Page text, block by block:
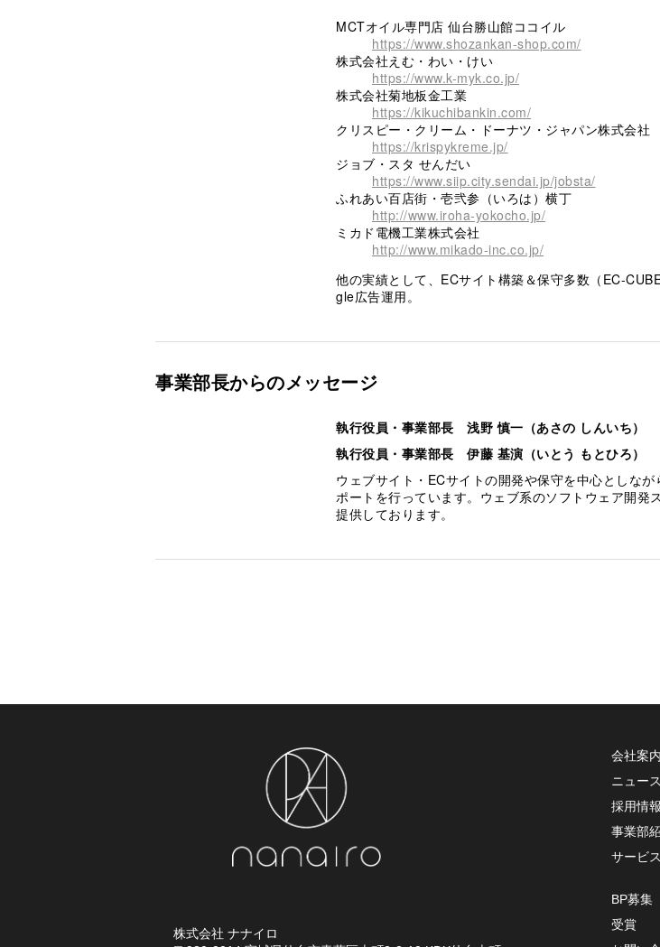
MCTオイル専門店 仙台勝山館ココイル
https://www.shozankan-shop.com/
株式会社えむ・わい・けい
https://www.k-myk.co.jp/
株式会社菊地板金工業
https://kikuchibankin.com/
クリスピー・クリーム・ドーナツ・ジャパン株式会社
https://krispykreme.jp/
ジョブ・スタ せんだい
https://www.siip.city.sendai.jp/jobsta/
ふれあい百店街・壱弐参（いろは）横丁
http://www.iroha-yokocho.jp/
ミカド電機工業株式会社
http://www.mikado-inc.co.jp/
他の実績として、ECサイト構築＆保守多数（EC-
gle広告運用。
事業部長からのメッセージ
執行役員・事業部長 浅野 慎一（あさの しんいち）
執行役員・事業部長 伊藤 基演（いとう もとひろ）
ウェブサイト・ECサイトの開発や保守を中心としな
ポートを行っています。ウェブ系のソフトウェア開
提供しております。
株式会社 ナナイロ
会社案内
ニュース
採用情報
事業部
サービス
BP募集
受賞